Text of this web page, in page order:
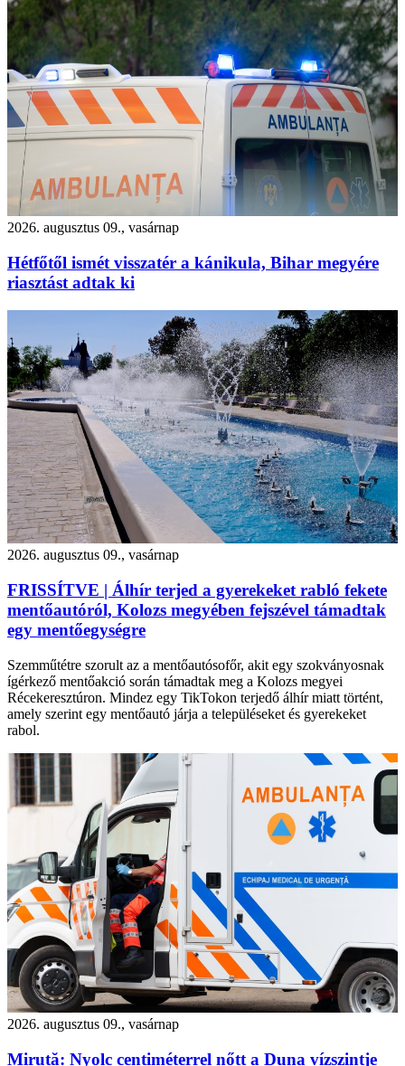
2026. augusztus 09., vasárnap
Hétfőtől ismét visszatér a kánikula, Bihar megyére
riasztást adtak ki
2026. augusztus 09., vasárnap
FRISSÍTVE | Álhír terjed a gyerekeket rabló fekete
mentőautóról, Kolozs megyében fejszével támadtak
egy mentőegységre
Szemműtétre szorult az a mentőautósofőr, akit egy szokványosnak
ígérkező mentőakció során támadtak meg a Kolozs megyei
Récekeresztúron. Mindez egy TikTokon terjedő álhír miatt történt,
amely szerint egy mentőautó járja a településeket és gyerekeket
rabol.
2026. augusztus 09., vasárnap
Miruță: Nyolc centiméterrel nőtt a Duna vízszintje